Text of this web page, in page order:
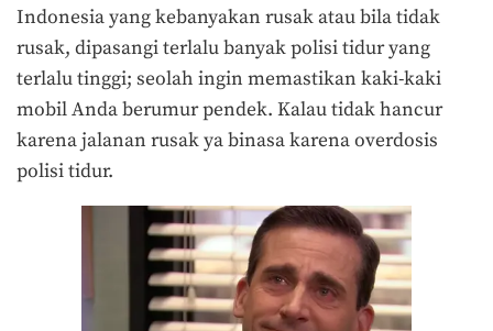
Indonesia yang kebanyakan rusak atau bila tidak
rusak, dipasangi terlalu banyak polisi tidur yang
terlalu tinggi; seolah ingin memastikan kaki-kaki
mobil Anda berumur pendek. Kalau tidak hancur
karena jalanan rusak ya binasa karena overdosis
polisi tidur.